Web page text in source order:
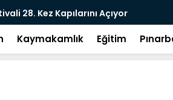
DEM Parti’nin Tarihi Sınavı
Kaymakamlık Eğitim